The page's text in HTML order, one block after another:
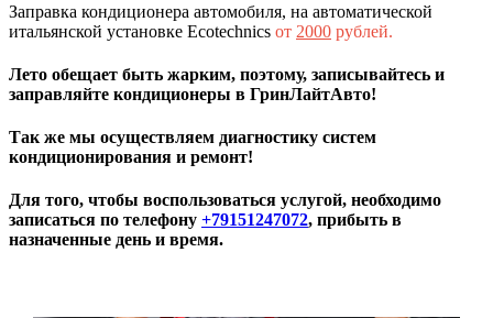
Заправка кондиционера автомобиля, на автоматической
итальянской установке Ecotechnics от 2000 рублей.
Лето обещает быть жарким, поэтому, записывайтесь и
заправляйте кондиционеры в ГринЛайтАвто!
Так же мы осуществляем диагностику систем
кондиционирования и ремонт!
Для того, чтобы воспользоваться услугой, необходимо
записаться по телефону +79151247072, прибыть в
назначенные день и время.